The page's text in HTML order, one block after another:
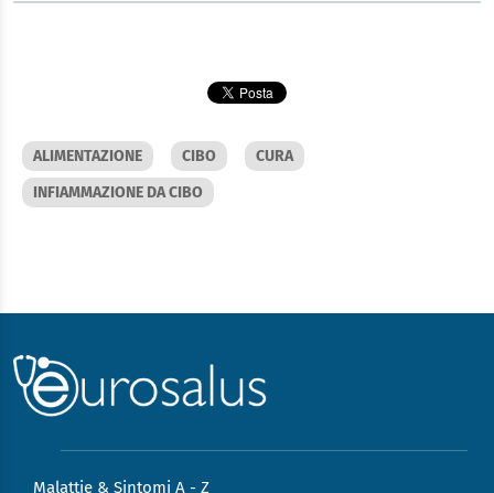
ALIMENTAZIONE CIBO
CURA
INFIAMMAZIONE DA CIBO
Malattie & Sintomi A - Z